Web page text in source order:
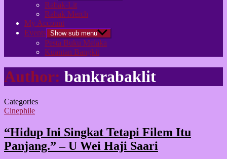
Rabak-Lit
Rabak Merch
My Account
Events Show sub menu
Pesta Buku Melaka
Kuantan Bangkit
Author: bankrabaklit
Categories
Cinephile
“Hidup Ini Singkat Tetapi Filem Itu
Panjang.” – U Wei Haji Saari